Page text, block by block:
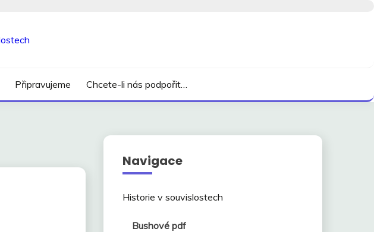
Připravujeme Chcete-li nás podpořit…
Navigace
Historie v souvislostech
Bushové pdf